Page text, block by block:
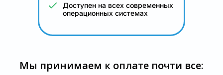
Доступен на всех современных
операционных системах
Мы принимаем к оплате почти все: